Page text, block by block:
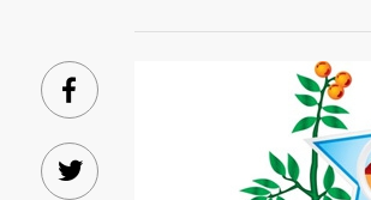
Facebook
Twitter